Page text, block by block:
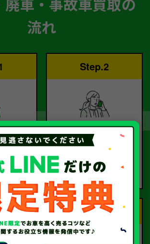
流れ
フォー
Step.2
査定
査定のプロが
お電話で回答いたしま
す。
Step.4